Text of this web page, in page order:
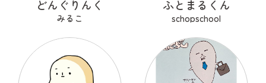
どんぐりんく
みるこ
ふとまるくん
schopschool